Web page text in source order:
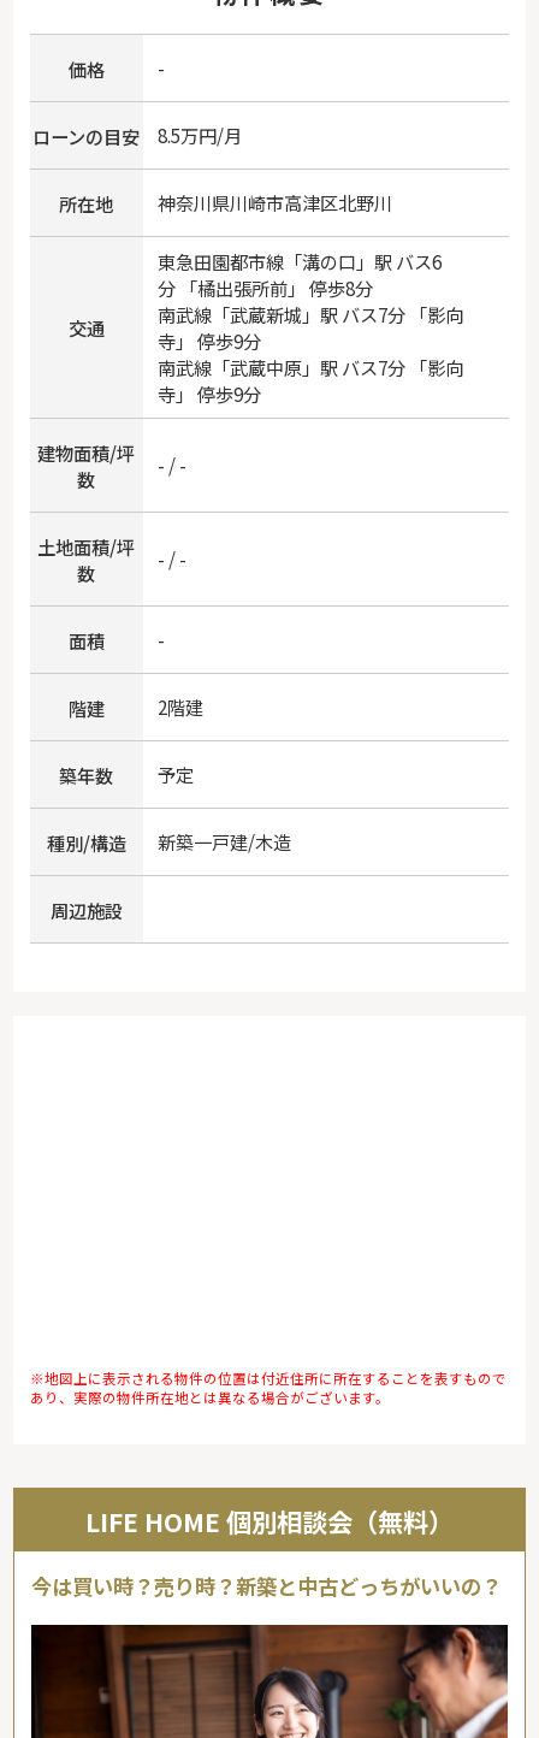
価格 -
ローンの目安 8.5万円/月
所在地 神奈川県川崎市高津区北野川
交通
東急田園都市線「溝の口 」駅 バス6
分 「橘出張所前」 停歩8分
南武線「武蔵新城」駅 バス7分 「影向
寺」 停歩9分
南武線「武蔵中原」駅 バス7分 「影向
寺」 停歩9分
建物面積/坪
数
- / -
土地面積/坪
数
- / -
面積 -
階建 2階建
築年数 予定
種別/構造 新築一戸建/木造
周辺施設
※地図上に表示される物件の位置は付近住所に所在することを表すもので
あり、実際の物件所在地とは異なる場合がございます。
LIFE HOME 個別相談会（無料）
今は買い時？売り時？新築と中古どっちがいいの？